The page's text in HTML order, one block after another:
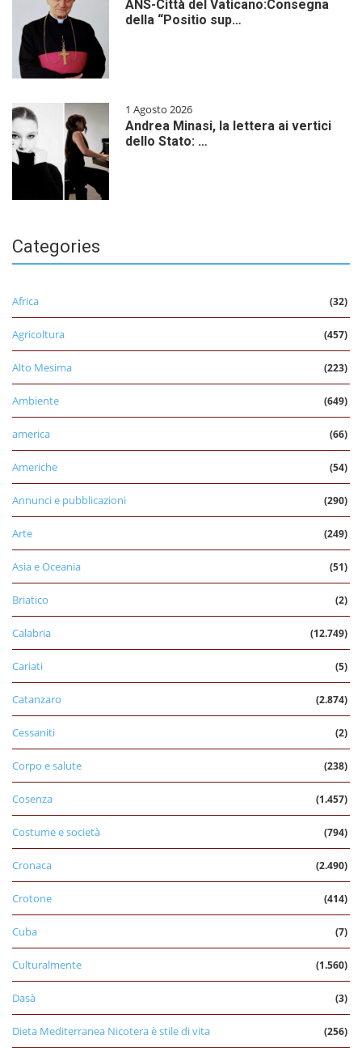
ANS-Città del Vaticano:Consegna
della “Positio sup…
1 Agosto 2026
Andrea Minasi, la lettera ai vertici
dello Stato: …
Categories
Africa (32)
Agricoltura (457)
Alto Mesima (223)
Ambiente (649)
america (66)
Americhe (54)
Annunci e pubblicazioni (290)
Arte (249)
Asia e Oceania (51)
Briatico (2)
Calabria (12.749)
Cariati (5)
Catanzaro (2.874)
Cessaniti (2)
Corpo e salute (238)
Cosenza (1.457)
Costume e società (794)
Cronaca (2.490)
Crotone (414)
Cuba (7)
Culturalmente (1.560)
Dasà (3)
Dieta Mediterranea Nicotera è stile di vita (256)